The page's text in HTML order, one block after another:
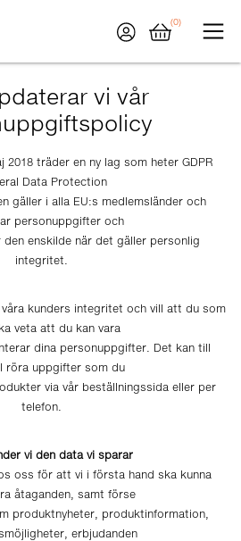
(0)
vi vår
2018 träder en ny lag som heter GDPR
Data Protection
gäller i alla EU:s medlemsländer och
personuppgifter och
enskilde när det gäller personlig
integritet.
våra kunders integritet och vill att du som
veta att du kan vara
dina personuppgifter. Det kan till
röra uppgifter som du
via vår beställningssida eller per
telefon.
vi den data vi sparar
oss för att vi i första hand ska kunna
åtaganden, samt förse
produktnyheter, produktinformation,
erbjudanden